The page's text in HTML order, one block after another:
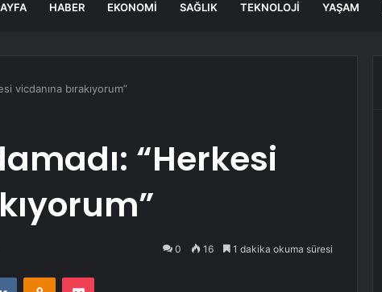
HABER EKONOMI SAĞLIK TEKNOLOJI YAŞAM
vicdanına bırakıyorum”
“Herkesi
0 16 1 dakika okuma süresi
VKontakteOdnoklassniki
Pocket